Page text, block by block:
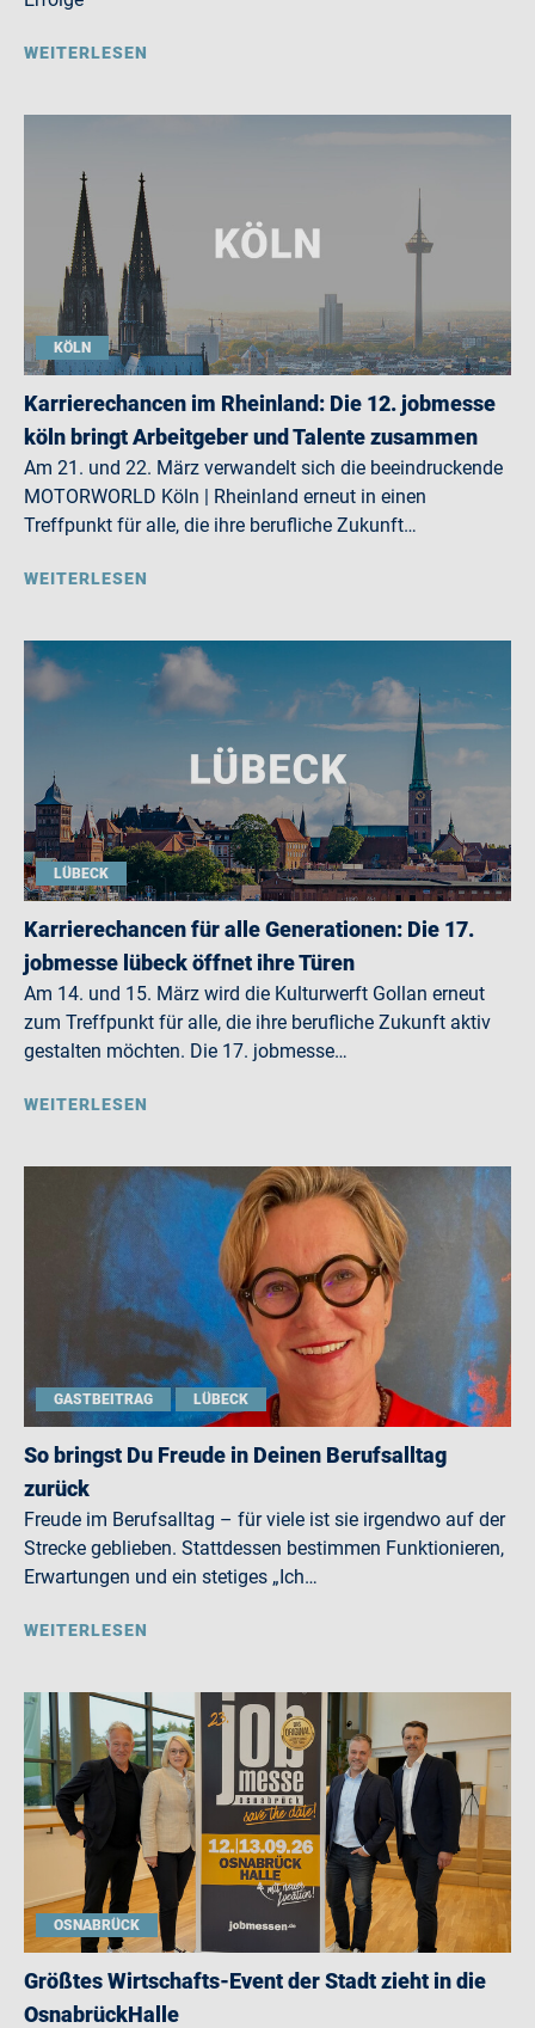
WEITERLESEN
KÖLN
Karrierechancen im Rheinland: Die 12. jobmesse
köln bringt Arbeitgeber und Talente zusammen
Am 21. und 22. März verwandelt sich die beeindruckende
MOTORWORLD Köln | Rheinland erneut in einen
Treffpunkt für alle, die ihre berufliche Zukunft…
WEITERLESEN
LÜBECK
Karrierechancen für alle Generationen: Die 17.
jobmesse lübeck öffnet ihre Türen
Am 14. und 15. März wird die Kulturwerft Gollan erneut
zum Treffpunkt für alle, die ihre berufliche Zukunft aktiv
gestalten möchten. Die 17. jobmesse…
WEITERLESEN
GASTBEITRAG LÜBECK
So bringst Du Freude in Deinen Berufsalltag
zurück
Freude im Berufsalltag – für viele ist sie irgendwo auf der
Strecke geblieben. Stattdessen bestimmen Funktionieren,
Erwartungen und ein stetiges „Ich…
WEITERLESEN
OSNABRÜCK
Größtes Wirtschafts-Event der Stadt zieht in die
OsnabrückHalle